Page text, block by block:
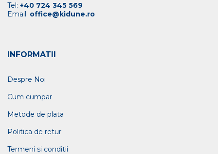
Tel: +40 724 345 569
Email: office@kidune.ro
INFORMATII
Despre Noi
Cum cumpar
Metode de plata
Politica de retur
Termeni si conditii